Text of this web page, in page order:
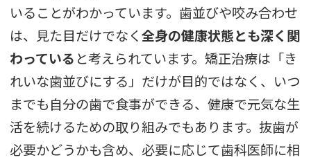
いることがわかっています。歯並びや咬み合わせ
は、見た目だけでなく全身の健康状態とも深く関
わっている と考えられています。矯正治療は「き
れいな歯並びにする」だけが目的ではなく、いつ
までも自分の歯で食事ができる、健康で元気な生
活を続けるための取り組みでもあります。抜歯が
必要かどうかも含め、必要に応じて歯科医師に相